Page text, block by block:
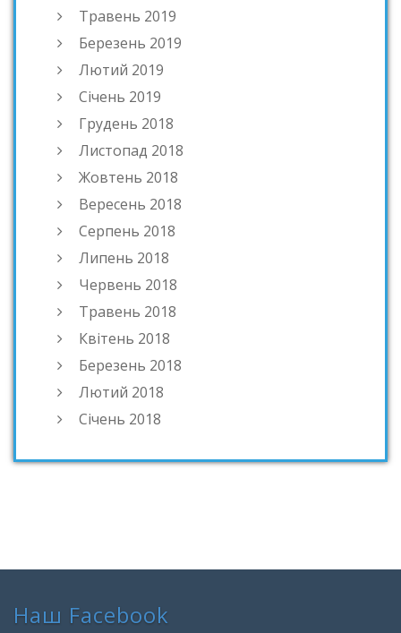
Травень 2019
Березень 2019
Лютий 2019
Січень 2019
Грудень 2018
Листопад 2018
Жовтень 2018
Вересень 2018
Серпень 2018
Липень 2018
Червень 2018
Травень 2018
Квітень 2018
Березень 2018
Лютий 2018
Січень 2018
Наш Facebook